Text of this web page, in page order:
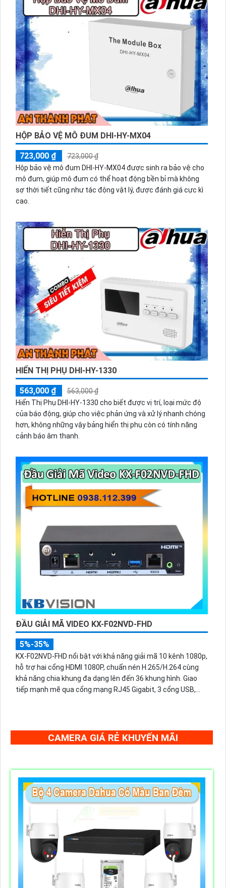
HỘP BẢO VỆ MÔ ĐUM DHI-HY-MX04
723,000 ₫
723,000 ₫
Hộp bảo vệ mô đum DHI-HY-MX04 được sinh ra bảo vệ cho
mô đum, giúp mô đum có thể hoạt động bền bỉ mà không
sợ thời tiết cũng như tác động vật lý, được đánh giá cực kì
cao.
HIỂN THỊ PHỤ DHI-HY-1330
563,000 ₫
563,000 ₫
Hiển Thị Phụ DHI-HY-1330 cho biết được vị trí, loại mức độ
của báo động, giúp cho việc phản ứng và xử lý nhanh chóng
hơn, không những vậy bảng hiển thị phụ còn có tính năng
cảnh báo âm thanh.
ĐẦU GIẢI MÃ VIDEO KX-F02NVD-FHD
5%-35%
KX-F02NVD-FHD nổi bật với khả năng giải mã 10 kênh 1080p,
hỗ trợ hai cổng HDMI 1080P, chuẩn nén H.265/H.264 cùng
khả năng chia khung đa dạng lên đến 36 khung hình. Giao
tiếp mạnh mẽ qua cổng mạng RJ45 Gigabit, 3 cổng USB,
CAMERA GIÁ RẺ KHUYẾN MÃI